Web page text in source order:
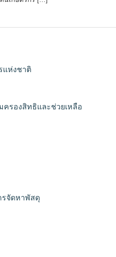
แห่งชาติ
รองสิทธิและช่วยเหลือ
รจัดหาพัสดุ